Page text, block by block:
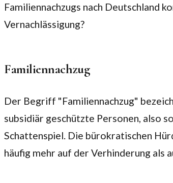
Familiennachzugs nach Deutschland
Vernachlässigung?
Familiennachzug
Der Begriff "Familiennachzug"
subsidiär geschützte Personen, also
Schattenspiel. Die bürokratischen
häufig mehr auf der Verhinderung als